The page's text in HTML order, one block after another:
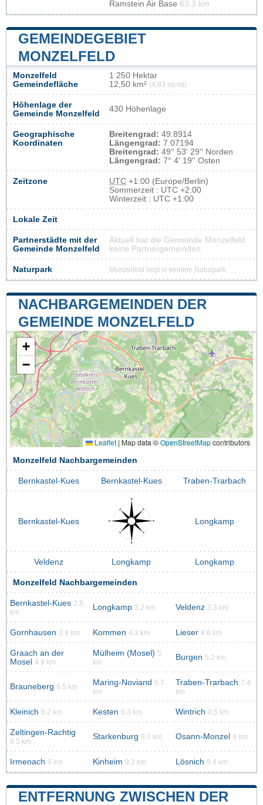
Ramstein Air Base 63.3 km
GEMEINDEGEBIET
MONZELFELD
Monzelfeld
Gemeindefläche
1 250 Hektar
12,50 km² (4,83 sq mi)
Höhenlage der
Gemeinde Monzelfeld
430 Höhenlage
Geographische
Koordinaten
Breitengrad: 49.8914
Längengrad: 7.07194
Breitengrad: 49° 53' 29'' Norden
Längengrad: 7° 4' 19'' Osten
Zeitzone UTC +1:00 (Europe/Berlin)
Sommerzeit : UTC +2:00
Winterzeit : UTC +1:00
Lokale Zeit
Partnerstädte mit der
Gemeinde Monzelfeld
Aktuell hat die Gemeinde Monzelfeld
keine Partnergemeinden
Naturpark Monzelfeld liegt in keinem Naturpark
NACHBARGEMEINDEN DER
GEMEINDE MONZELFELD
+
−
Leaflet | Map data ©OpenStreetMapcontributors
Monzelfeld Nachbargemeinden
Bernkastel-Kues Bernkastel-Kues Traben-Trarbach
Bernkastel-Kues Longkamp
Veldenz Longkamp Longkamp
Monzelfeld Nachbargemeinden
Bernkastel-Kues 2.8
km
Longkamp 3.2 km Veldenz 3.3 km
Gornhausen 3.9 km Kommen 4.3 km Lieser 4.6 km
Graach an der
Mosel 4.9 km
Mülheim (Mosel) 5
km
Burgen 5.2 km
Brauneberg 6.5 km Maring-Noviand 6.7
km
Traben-Trarbach 7.4
km
Kleinich 8.2 km Kesten 8.3 km Wintrich 8.5 km
Zeltingen-Rachtig
8.5 km
Starkenburg 8.7 km Osann-Monzel 9 km
Irmenach 9 km Kinheim 9.2 km Lösnich 9.4 km
ENTFERNUNG ZWISCHEN DER